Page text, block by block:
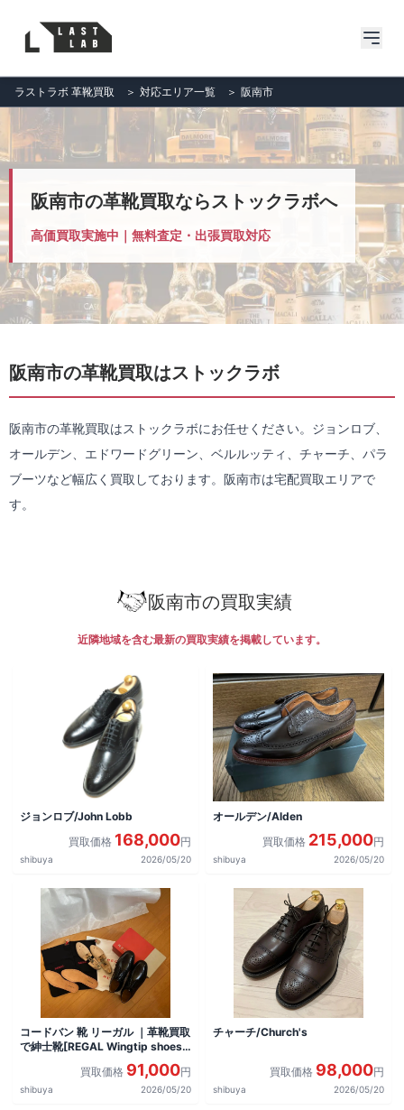
ラストラボ 革靴買取 ＞ 対応エリア一覧 ＞ 阪南市
阪南市の革靴買取ならストックラボへ
高価買取実施中｜無料査定・出張買取対応
阪南市の革靴買取はストックラボ
阪南市の革靴買取はストックラボにお任せください。ジョンロブ、
オールデン、エドワードグリーン、ベルルッティ、チャーチ、パラ
ブーツなど幅広く買取しております。阪南市は宅配買取エリアで
す。
阪南市の買取実績
近隣地域を含む最新の買取実績を掲載しています。
ジョンロブ/John Lobb
買取価格 168,000円
shibuya 2026/05/20
オールデン/Alden
買取価格 215,000円
shibuya 2026/05/20
コードバン 靴 リーガル ｜革靴買取
で紳士靴[REGAL Wingtip shoes]
買取価格 91,000円
shibuya 2026/05/20
チャーチ/Church's
買取価格 98,000円
shibuya 2026/05/20